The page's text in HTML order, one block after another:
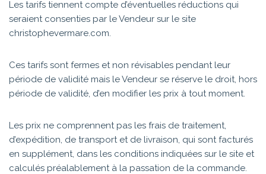
Les tarifs tiennent compte d’éventuelles réductions qui
seraient consenties par le Vendeur sur le site
christophevermare.com .
Ces tarifs sont fermes et non révisables pendant leur
période de validité mais le Vendeur se réserve le droit, hors
période de validité, d’en modifier les prix à tout moment.
Les prix ne comprennent pas les frais de traitement,
d’expédition, de transport et de livraison, qui sont facturés
en supplément, dans les conditions indiquées sur le site et
calculés préalablement à la passation de la commande.